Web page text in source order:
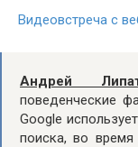
Видеовстреча с
Андрей
поведенческие
Google
поиска, во время